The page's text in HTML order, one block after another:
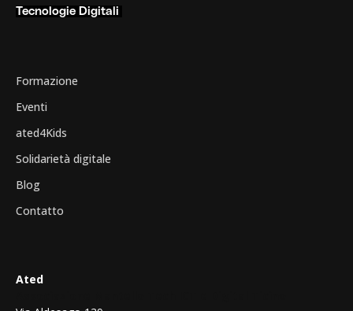
Tecnologie Digitali
Formazione
Eventi
ated4Kids
Solidarietà digitale
Blog
Contatto
Ated